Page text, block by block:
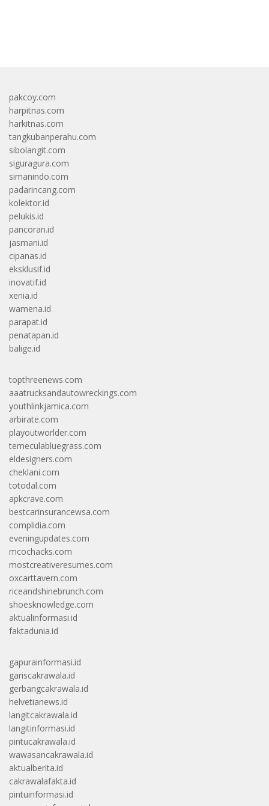
pakcoy.com
harpitnas.com
harkitnas.com
tangkubanperahu.com
sibolangit.com
siguragura.com
simanindo.com
padarincang.com
kolektor.id
pelukis.id
pancoran.id
jasmani.id
cipanas.id
eksklusif.id
inovatif.id
xenia.id
wamena.id
parapat.id
penatapan.id
balige.id
topthreenews.com
aaatrucksandautowreckings.com
youthlinkjamica.com
arbirate.com
playoutworlder.com
temeculabluegrass.com
eldesigners.com
cheklani.com
totodal.com
apkcrave.com
bestcarinsurancewsa.com
complidia.com
eveningupdates.com
mcochacks.com
mostcreativeresumes.com
oxcarttavern.com
riceandshinebrunch.com
shoesknowledge.com
aktualinformasi.id
faktadunia.id
gapurainformasi.id
gariscakrawala.id
gerbangcakrawala.id
helvetianews.id
langitcakrawala.id
langitinformasi.id
pintucakrawala.id
wawasancakrawala.id
aktualberita.id
cakrawalafakta.id
pintuinformasi.id